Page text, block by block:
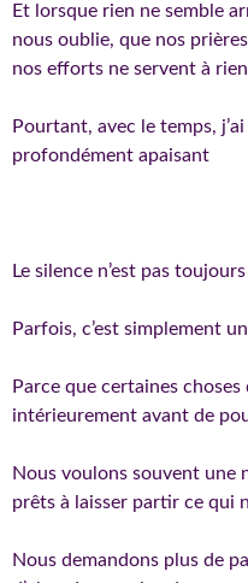
Et lorsque rien ne semble
nous oublie, que nos
nos efforts ne servent à
Pourtant, avec le temps,
profondément apaisant
Le silence n’est pas
Parfois, c’est simplement
Parce que certaines
intérieurement avant de
Nous voulons souvent une
prêts à laisser partir ce qui
Nous demandons plus de